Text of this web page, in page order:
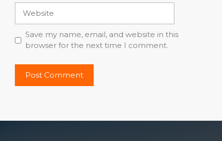
Save my name, email, and website in this
browser for the next time I comment.